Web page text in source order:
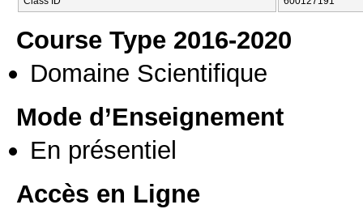
Course Type 2016-2020
Domaine Scientifique
Mode d’Enseignement
En présentiel
Accès en Ligne